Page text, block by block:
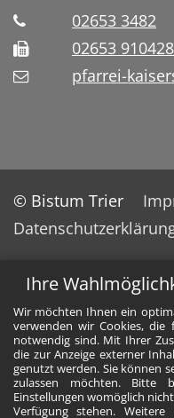
Ihre
Wir möchten Ihnen ein
verwenden wir Cookies, die
notwendig sind. Mit Ihrer
die zur Anzeige externer
genutzt werden. Sie können
zulassen möchten. Bitte
Einstellungen womöglich
Verfügung stehen.
02653 3482
02653 910428
pfarrei-
© Bistum Trier